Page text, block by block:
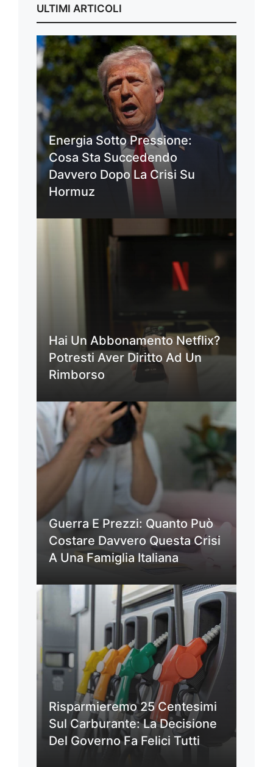
ULTIMI ARTICOLI
Energia Sotto Pressione:
Cosa Sta Succedendo
Davvero Dopo La Crisi Su
Hormuz
Hai Un Abbonamento Netflix?
Potresti Aver Diritto Ad Un
Rimborso
Guerra E Prezzi: Quanto Può
Costare Davvero Questa Crisi
A Una Famiglia Italiana
Risparmieremo 25 Centesimi
Sul Carburante: La Decisione
Del Governo Fa Felici Tutti